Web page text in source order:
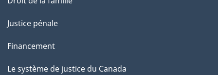
Justice pénale
Financement
Le système de justice du Canada